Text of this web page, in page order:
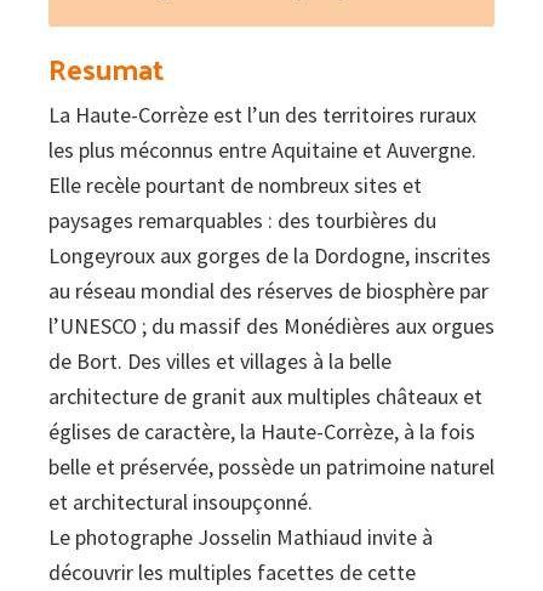
Resumat
La Haute-Corrèze est l’un des territoires ruraux
les plus méconnus entre Aquitaine et Auvergne.
Elle recèle pourtant de nombreux sites et
paysages remarquables : des tourbières du
Longeyroux aux gorges de la Dordogne, inscrites
au réseau mondial des réserves de biosphère par
l’UNESCO ; du massif des Monédières aux orgues
de Bort. Des villes et villages à la belle
architecture de granit aux multiples châteaux et
églises de caractère, la Haute-Corrèze, à la fois
belle et préservée, possède un patrimoine naturel
et architectural insoupçonné.
Le photographe Josselin Mathiaud invite à
découvrir les multiples facettes de cette